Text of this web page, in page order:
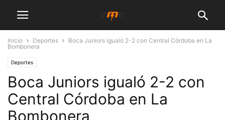
Inicio Deportes
Boca Juniors igualó 2-2 con Central Córdoba en La
Bombonera
Deportes
Boca Juniors igualó 2-2 con
Central Córdoba en La
Bombonera